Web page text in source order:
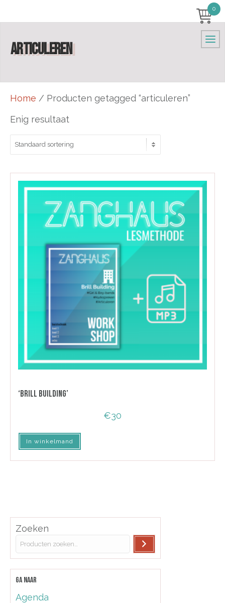
0
ARTICULEREN
Home / Producten getagged “articuleren”
Enig resultaat
‘BRILL BUILDING’
€30
In winkelmand
Zoeken
GA NAAR
Agenda